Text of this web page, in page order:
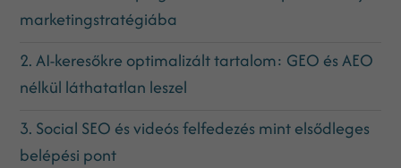
marketingstratégiába
2. AI-keresőkre optimalizált tartalom: GEO és AEO
nélkül láthatatlan leszel
3. Social SEO és videós felfedezés mint elsődleges
belépési pont